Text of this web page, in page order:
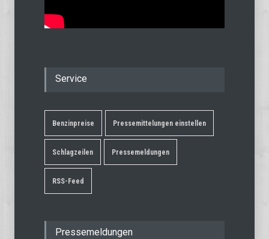
Service
Benzinpreise Pressemittelungen einstellen
Schlagzeilen Pressemeldungen
RSS-Feed
Pressemeldungen